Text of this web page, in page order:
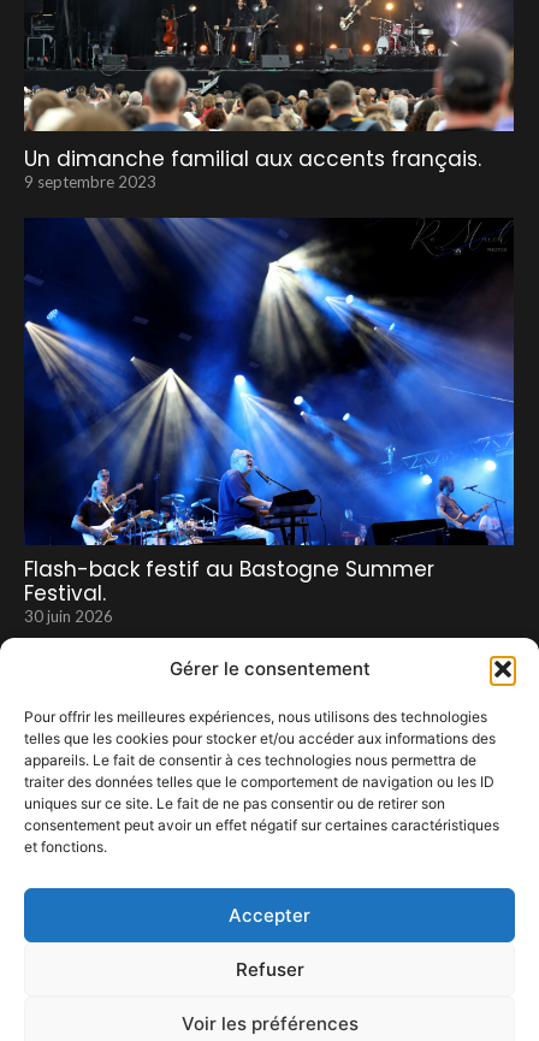
Gérer le consentement
Pour offrir les meilleures expériences, nous utilisons des technologies
telles que les cookies pour stocker et/ou accéder aux informations des
appareils. Le fait de consentir à ces technologies nous permettra de
traiter des données telles que le comportement de navigation ou les ID
uniques sur ce site. Le fait de ne pas consentir ou de retirer son
consentement peut avoir un effet négatif sur certaines caractéristiques
et fonctions.
Accepter
Refuser
Voir les préférences
Un dimanche familial aux accents français.
9 septembre 2023
Flash-back festif au Bastogne Summer
Festival.
30 juin 2026
30 septembre 2020